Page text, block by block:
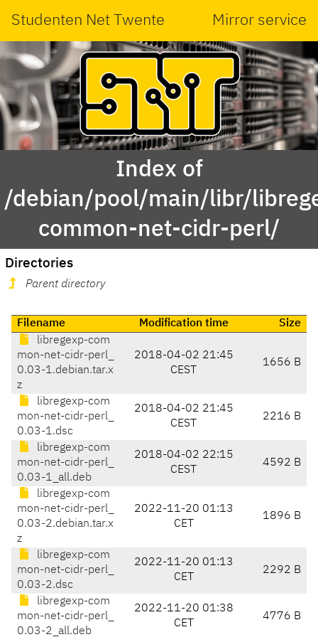
Studenten Net Twente Mirror service
Index of
/debian/pool/main/libr/
common-net-cidr-perl/
Directories
Parent directory
Filename Modification time
Size
libregexp-com
mon-net-cidr-perl_
0.03-1.debian.tar.x
z
2018-04-02 21:45
CEST
1656 B
libregexp-com
mon-net-cidr-perl_
0.03-1.dsc
2018-04-02 21:45
CEST
2216 B
libregexp-com
mon-net-cidr-perl_
0.03-1_all.deb
2018-04-02 22:15
CEST
4592 B
libregexp-com
mon-net-cidr-perl_
0.03-2.debian.tar.x
z
2022-11-20 01:13
CET
1896 B
libregexp-com
mon-net-cidr-perl_
0.03-2.dsc
2022-11-20 01:13
CET
2292 B
libregexp-com
mon-net-cidr-perl_
0.03-2_all.deb
2022-11-20 01:38
CET
4776 B